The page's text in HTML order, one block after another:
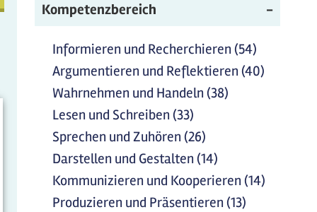
Kompetenzbereich
Informieren und Recherchieren (54)
und
Argumentieren und Reflektieren (40)
Wahrnehmen und Handeln (38)
Lesen und Schreiben (33)
Filter anwenden
Sprechen und Zuhören (26)
Zuhören Filter
anwenden
Darstellen und Gestalten (14)
Gestalten Filter
anwenden
Kommunizieren und Kooperieren (14)
Produzieren und Präsentieren (13)